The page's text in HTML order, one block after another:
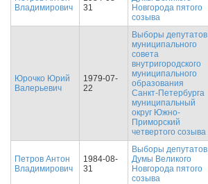
Владимирович
31
Новгорода пятого
созыва
Юрочко Юрий
Валерьевич
1979-07-
22
Выборы депутатов
муниципального
совета
внутригородского
муниципального
образования
Санкт-Петербурга
муниципальный
округ Южно-
Приморский
четвертого созыва
Петров Антон
Владимирович
1984-08-
31
Выборы депутатов
Думы Великого
Новгорода пятого
созыва